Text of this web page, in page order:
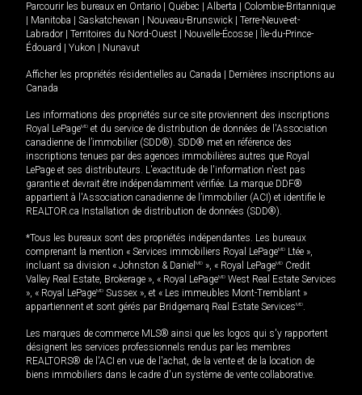
Parcourir les bureaux en Ontario Québec Alberta
Colombie-Britannique
Manitoba Saskatchewan Nouveau-Brunswick
Terre-Neuve-et-
Labrador
Territoires du Nord-Ouest Nouvelle-Écosse
Île-du-Prince-
Édouard
Yukon Nunavut
Afficher les propriétés résidentielles au Canada
Dernières inscriptions au
Canada
Les informations des propriétés sur ce site proviennent des inscriptions
Royal LePageMD et du service de distribution de données de l'Association
canadienne de l’immobilier (SDD®). SDD® met en référence des
inscriptions tenues par des agences immobilières autres que Royal
LePage et ses distributeurs. L'exactitude de l'information n'est pas
garantie et devrait être indépendamment vérifiée. La marque DDF®
appartient à l'Association canadienne de l’immobilier (ACI) et identifie le
REALTOR.ca Installation de distribution de données (SDD®).
*Tous les bureaux sont des propriétés indépendantes. Les bureaux
comprenant la mention « Services immobiliers Royal LePageMD Ltée »,
incluant sa division « Johnston & Daniel MD », « Royal LePageMD Credit
Valley Real Estate, Brokerage », « Royal LePageMD West Real Estate Services
», « Royal LePageMD Sussex », et « Les immeubles Mont-Tremblant »
appartiennent et sont gérés par Bridgemarq Real Estate ServicesMD.
Les marques de commerce MLS® ainsi que les logos qui s'y rapportent
désignent les services professionnels rendus par les membres
REALTORS® de l'ACI en vue de l'achat, de la vente et de la location de
biens immobiliers dans le cadre d'un système de vente collaborative.